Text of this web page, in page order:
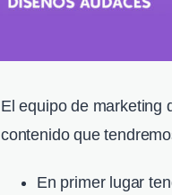
El equipo de marketing
contenido que
En primer lugar